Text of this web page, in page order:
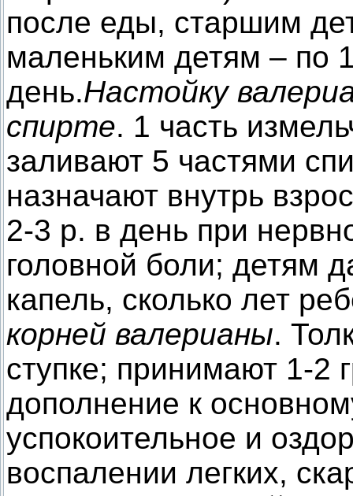
после еды, старшим
маленьким детям – по
день.Настойку
спирте. 1 часть
заливают 5 частями
назначают внутрь
2-3 р. в день при
головной боли; детям
капель, сколько лет
корней валерианы.
ступке; принимают 1-2
дополнение к
успокоительное и
воспалении легких,